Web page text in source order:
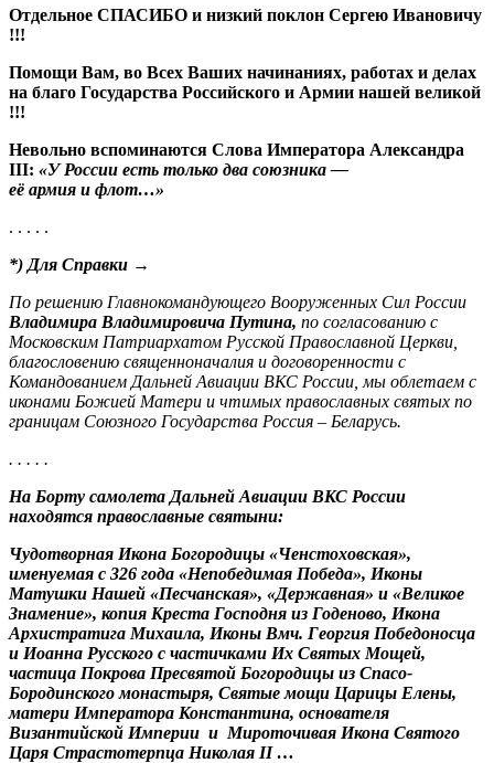
Отдельное СПАСИБО и низкий поклон Сергею Ивановичу
!!!
Помощи Вам, во Всех Ваших начинаниях, работах и делах
на благо Государства Российского и Армии нашей великой
!!!
Невольно вспоминаются Слова Императора Александра
III: «У России есть только два союзника —
её армия и флот…»
. . . . .
*) Для Справки →
По решению Главнокомандующего Вооруженных Сил России
Владимира Владимировича Путина, по согласованию с
Московским Патриархатом Русской Православной Церкви,
благословению священноначалия и договоренности с
Командованием Дальней Авиации ВКС России, мы облетаем с
иконами Божией Матери и чтимых православных святых по
границам Союзного Государства Россия – Беларусь.
. . . . .
На Борту самолета Дальней Авиации ВКС России
находятся православные святыни:
Чудотворная Икона Богородицы «Ченстоховская»,
именуемая с 326 года «Непобедимая Победа», Иконы
Матушки Нашей «Песчанская», «Державная» и «Великое
Знамение», копия Креста Господня из Годеново, Икона
Архистратига Михаила, Иконы Вмч. Георгия Победоносца
и Иоанна Русского с частичками Их Святых Мощей,
частица Покрова Пресвятой Богородицы из Спасо-
Бородинского монастыря, Святые мощи Царицы Елены,
матери Императора Константина, основателя
Византийской Империи и Мироточивая Икона Святого
Царя Страстотерпца Николая II…